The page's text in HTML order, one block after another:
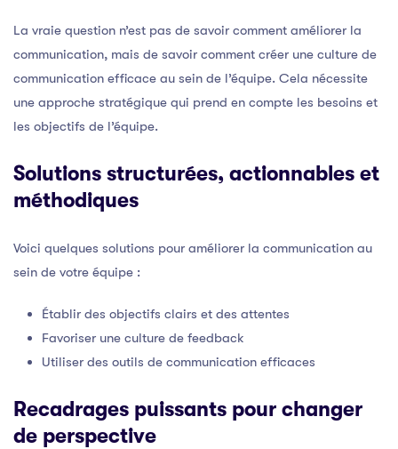
La vraie question n’est pas de savoir comment améliorer la
communication, mais de savoir comment créer une culture de
communication efficace au sein de l’équipe. Cela nécessite
une approche stratégique qui prend en compte les besoins et
les objectifs de l’équipe.
Solutions structurées, actionnables et
méthodiques
Voici quelques solutions pour améliorer la communication au
sein de votre équipe :
Établir des objectifs clairs et des attentes
Favoriser une culture de feedback
Utiliser des outils de communication efficaces
Recadrages puissants pour changer
de perspective